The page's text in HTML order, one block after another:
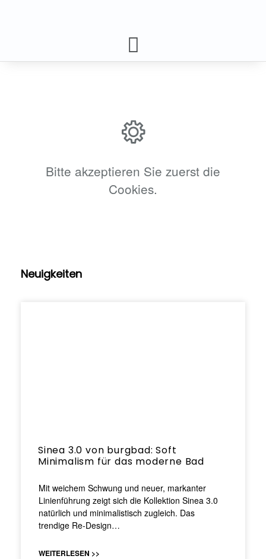
Bitte akzeptieren Sie zuerst die
Cookies.
Neuigkeiten
Sinea 3.0 von burgbad: Soft
Minimalism für das moderne Bad
Mit weichem Schwung und neuer, markanter
Linienführung zeigt sich die Kollektion Sinea 3.0
natürlich und minimalistisch zugleich. Das
trendige Re-Design…
WEITERLESEN >>